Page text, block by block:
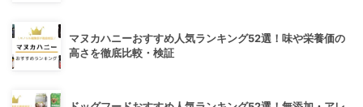
マヌカハニーおすすめ人気ランキング52選！味や栄養価の
高さを徹底比較・検証